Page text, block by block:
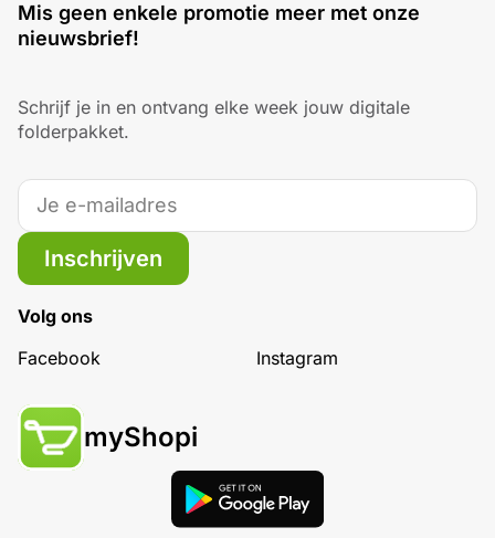
Mis geen enkele promotie meer met onze
nieuwsbrief!
Schrijf je in en ontvang elke week jouw digitale
folderpakket.
Inschrijven
Volg ons
Facebook
Instagram
myShopi